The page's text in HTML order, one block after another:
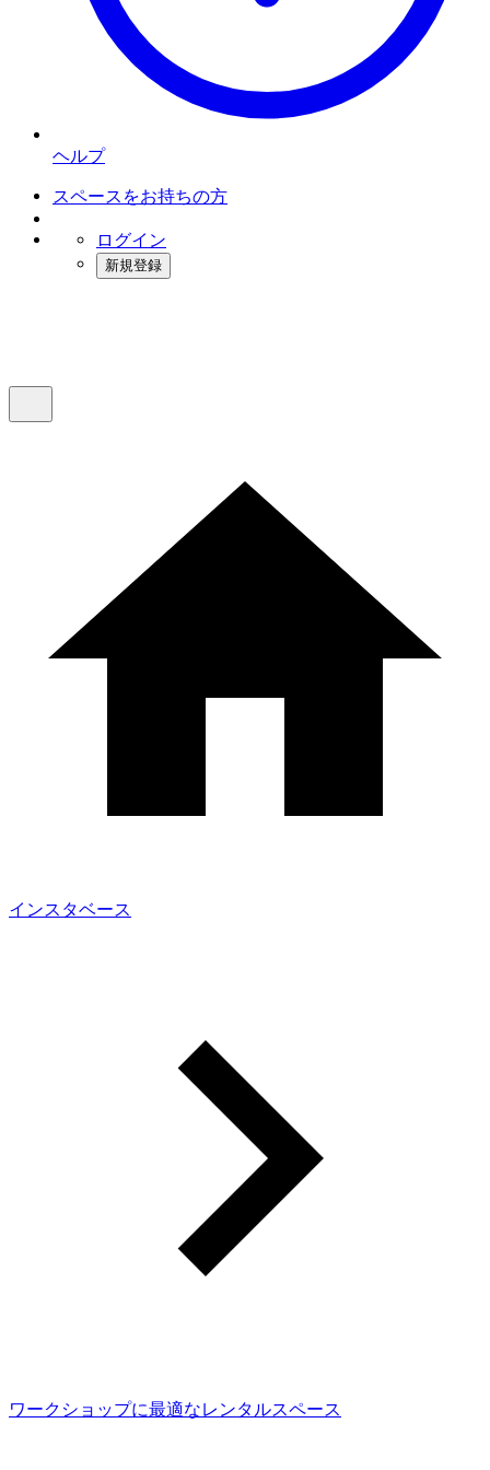
ヘルプ
スペースをお持ちの方
ログイン
新規登録
インスタベース
ワークショップに最適なレンタルスペース